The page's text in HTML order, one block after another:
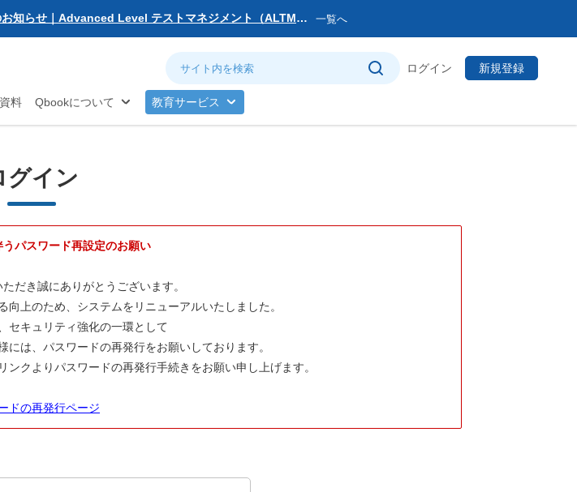
知らせ｜Advanced Level テストマネジメント（ALTM）
ングス グループ内事業再編に伴うサービス提供会社変更
セミナー 年間開催スケジュール公開のお知らせ
破！＆サイトリニューアルのお知らせ
ワード再設定のお願い
に伴うメンテナンス作業のお知らせ
一覧へ
ログイン 新規登録
料 Qbookについて 教育サービス
ソフトウェア品質
グイン
パスワード再設定のお願い
だき誠にありがとうございます。
上のため、システムをリニューアルいたしました。
セキュリティ強化の一環として
は、パスワードの再発行をお願いしております。
クよりパスワードの再発行手続きをお願い申し上げます。
ドの再発行ページ